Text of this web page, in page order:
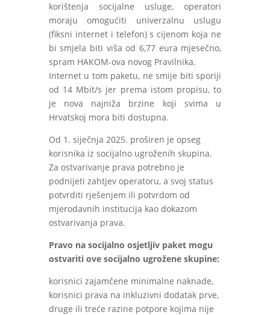
korištenja socijalne usluge, operatori
moraju omogućiti univerzalnu uslugu
(fiksni internet i telefon) s cijenom koja ne
bi smjela biti viša od 6,77 eura mjesečno,
spram HAKOM-ova novog Pravilnika.
Internet u tom paketu, ne smije biti sporiji
od 14 Mbit/s jer prema istom propisu, to
je nova najniža brzine koji svima u
Hrvatskoj mora biti dostupna.
Od 1. siječnja 2025. proširen je opseg
korisnika iz socijalno ugroženih skupina.
Za ostvarivanje prava potrebno je
podnijeti zahtjev operatoru, a svoj status
potvrditi rješenjem ili potvrdom od
mjerodavnih institucija kao dokazom
ostvarivanja prava.
Pravo na socijalno osjetljiv paket mogu
ostvariti ove socijalno ugrožene skupine:
korisnici zajamčene minimalne naknade,
korisnici prava na inkluzivni dodatak prve,
druge ili treće razine potpore kojima nije